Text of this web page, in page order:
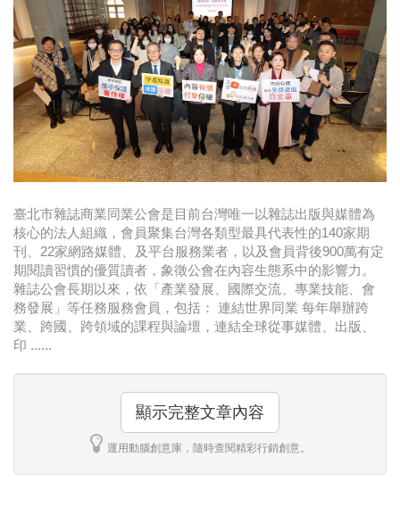
臺北市雜誌商業同業公會是目前台灣唯一以雜誌出版與媒體為
核心的法人組織，會員聚集台灣各類型最具代表性的140家期
刊、22家網路媒體、及平台服務業者，以及會員背後900萬有定
期閱讀習慣的優質讀者，象徵公會在內容生態系中的影響力。
雜誌公會長期以來，依「產業發展、國際交流、專業技能、會
務發展」等任務服務會員，包括： 連結世界同業 每年舉辦跨
業、跨國、跨領域的課程與論壇，連結全球從事媒體、出版、
印 ......
顯示完整文章內容
運用動腦創意庫，隨時查閱精彩行銷創意。
域動行銷公布人事異動
CSD中衛營運長張德成：中衛跳脫框架 玩出口罩新
時尚
金獎的代價 牛恆泰：沒人知道我失去什麼！
台灣百事食品 注重品牌體驗創造差異化
牛恆泰：媒體產業蛻變關鍵期，數位轉型該怎麼
搞？（上）